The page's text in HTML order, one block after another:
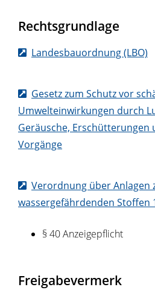
Rechtsgrundlage
Landesbauordnung (LBO)
Gesetz zum Schutz vor
Umwelteinwirkungen durch
Geräusche, Erschütterungen
Vorgänge
Verordnung über Anlagen
wassergefährdenden Stoffen
§ 40 Anzeigepflicht
Freigabevermerk